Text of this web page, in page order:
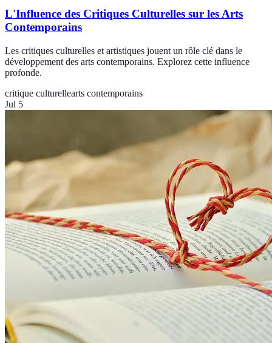
L'Influence des Critiques Culturelles sur les Arts
Contemporains
Les critiques culturelles et artistiques jouent un rôle clé dans le
développement des arts contemporains. Explorez cette influence
profonde.
critique culturellearts contemporains
Jul 5